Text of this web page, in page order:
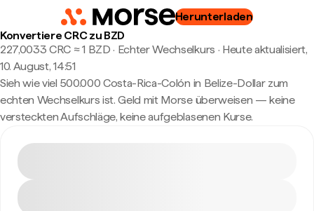
Herunterladen
Konvertiere CRC zu BZD
227,0033 CRC ≈ 1 BZD · Echter Wechselkurs · Heute aktualisiert,
10. August, 14:51
Sieh wie viel 500.000 Costa-Rica-Colón in Belize-Dollar zum
echten Wechselkurs ist. Geld mit Morse überweisen — keine
versteckten Aufschläge, keine aufgeblasenen Kurse.